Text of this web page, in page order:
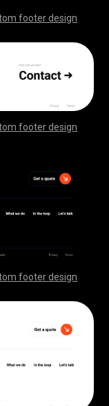
footer design
,,,,,,,,,,,,,,,,,,,
,,,,,,,,,,,,,,,,,,,
footer design
,,,,,,,,,,,,,,,,,,,
,,,,,,,,,,,,,,,,,,,
footer design
,,,,,,,,,,,,,,,,,,,
,,,,,,,,,,,,,,,,,,,